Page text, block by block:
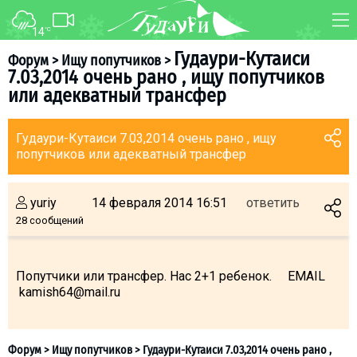
14°C
Форум>Ищу попутчиков> Гудаури-Кутаиси
7.03,2014 очень рано , ищу попутчиков
или адекватный трансфер
Гудаури-Кутаиси 7.03,2014 очень рано , ищу
попутчиков или адекватный трансфер
yuriy
28 сообщений
14 февраля 2014 16:51 ответить
Попутчики или трансфер. Нас 2+1 ребенок. EMAIL
kamish64@mail.ru
ФОРУМ КАРТА
WEBCAM
ТРАНСФЕР
О курорте
Ски-пасс
Инструкторы
Прокат
Ски-сервис
Календарь событий
Телеграм-канал
Гудаури
INFO